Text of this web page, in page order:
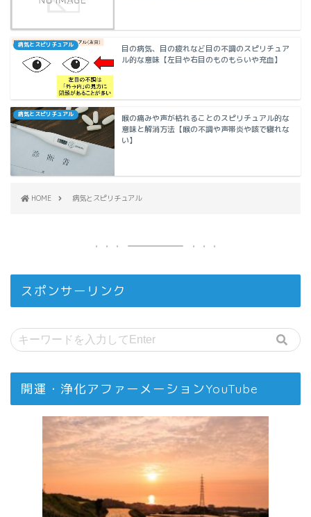
病気とスピリチュアル
目の病気、目の疲れなど目の不調のスピリチュア
ル的な意味【左目や右目のものもらいや充血】
病気とスピリチュアル
喉の痛みや声が枯れることのスピリチュアル的な
意味と解消方法【喉の不調や声帯炎や咳で寝れな
い】
HOME 病気とスピリチュアル
スポンサーリンク
開運・浄化アファーメーションYouTube